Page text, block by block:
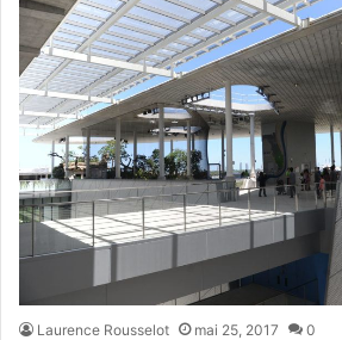
Laurence Rousselot mai 25, 2017 0